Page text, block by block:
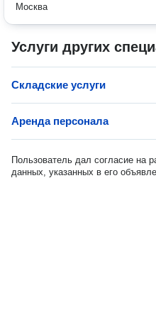
Москва
Услуги других
Складские услуги
Аренда персонала
Пользователь дал согласие на
данных, указанных в его